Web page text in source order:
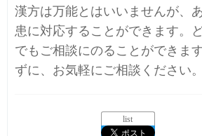
漢方は万能とはいいませんが、
患に対応することができます。
でもご相談にのることができま
ずに、お気軽にご相談ください。
list